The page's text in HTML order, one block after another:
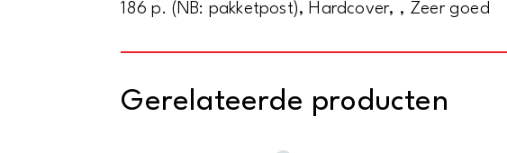
186 p. (NB: pakketpost), Hardcover, , Zeer goed
Gerelateerde producten